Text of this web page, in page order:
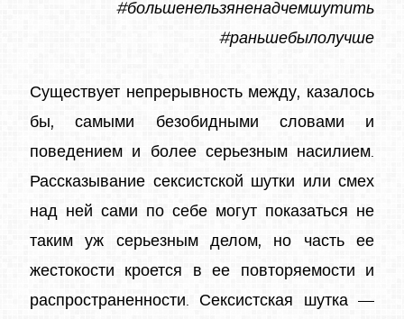
#большенельзяненадчемшутить
#раньшебылолучше
Существует непрерывность между, казалось
бы, самыми безобидными словами и
поведением и более серьезным насилием.
Рассказывание сексистской шутки или смех
над ней сами по себе могут показаться не
таким уж серьезным делом, но часть ее
жестокости кроется в ее повторяемости и
распространенности. Сексистская шутка —